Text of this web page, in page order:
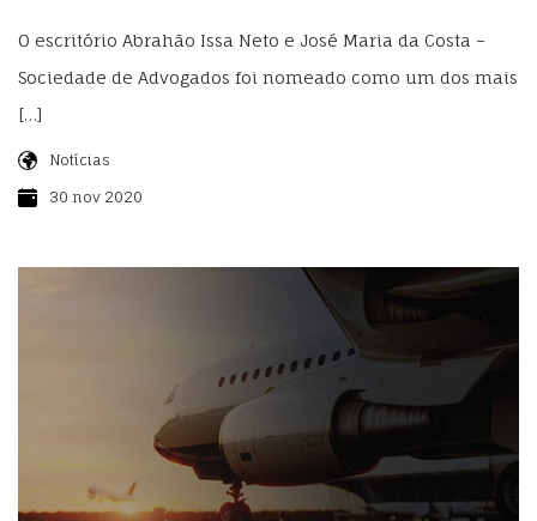
O escritório Abrahão Issa Neto e José Maria da Costa –
Sociedade de Advogados foi nomeado como um dos mais
[…]
Notícias
30 nov 2020